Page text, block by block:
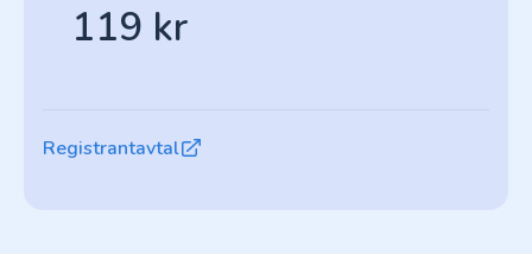
119 kr
Registrantavtal